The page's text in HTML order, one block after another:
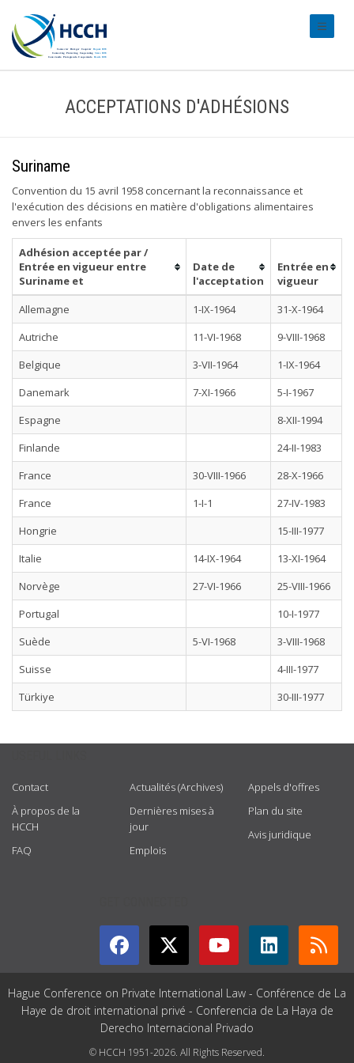
ACCEPTATIONS D'ADHÉSIONS
Suriname
Convention du 15 avril 1958 concernant la reconnaissance et
l'exécution des décisions en matière d'obligations alimentaires
envers les enfants
Adhésion acceptée par /
Entrée en vigueur entre
Suriname et
Date de
l'acceptation
Entrée en
vigueur
Allemagne
1-IX-1964
31-X-1964
Autriche
11-VI-1968
9-VIII-1968
Belgique
3-VII-1964
1-IX-1964
Danemark
7-XI-1966
5-I-1967
Espagne
8-XII-1994
Finlande
24-II-1983
France
30-VIII-1966
28-X-1966
France
1-I-1
27-IV-1983
Hongrie
15-III-1977
Italie
14-IX-1964
13-XI-1964
Norvège
27-VI-1966
25-VIII-1966
Portugal
10-I-1977
Suède
5-VI-1968
3-VIII-1968
Suisse
4-III-1977
Türkiye
30-III-1977
Contact
À propos de la
HCCH
FAQ
Actualités (Archives)
Dernières mises à
jour
Emplois
Appels d'offres
Plan du site
Avis juridique
Hague Conference on Private International Law - Conférence de La
Haye de droit international privé - Conferencia de La Haya de
Derecho Internacional Privado
© HCCH 1951-2026. All Rights Reserved.